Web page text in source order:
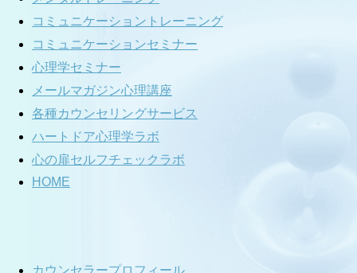
コミュニケーショントレーニング
コミュニケーションセミナー
心理学セミナー
メールマガジン心理講座
各種カウンセリングサービス
ハートドア心理学ラボ
心の扉セルフチェックラボ
HOME
カウンセラープロフィール